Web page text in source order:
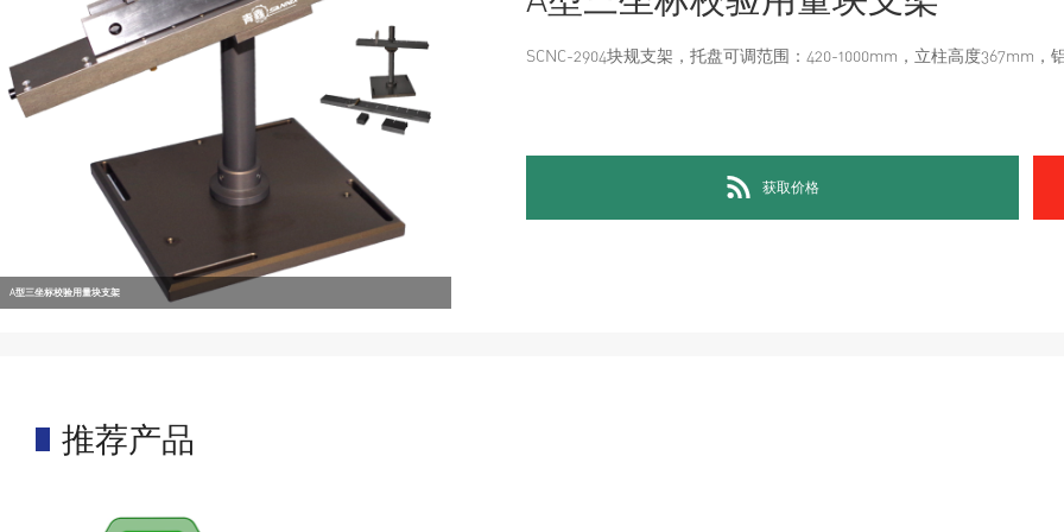
A型三坐标校验用量块支架
SCNC-2904块规支架，托盘可调范围：420-1000mm ，立柱高度367mm ，
获取价格
推荐产品